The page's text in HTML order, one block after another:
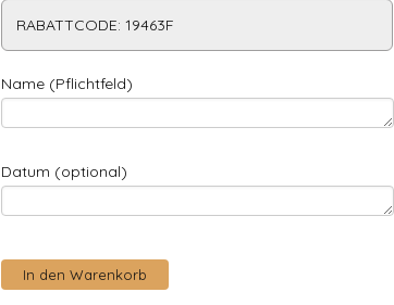
RABATTCODE: 19463F
Name (Pflichtfeld)
Datum (optional)